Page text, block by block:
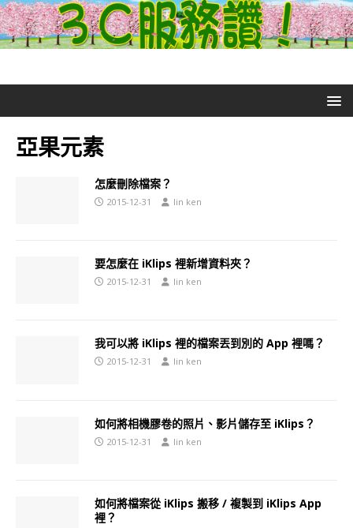
亞果元素
怎麼刪除檔案？
2015-12-31 lin ken
要怎麼在 iKlips 裡新增資料夾？
2015-12-31 lin ken
我可以將 iKlips 裡的檔案丟到別的 App 裡嗎？
2015-12-31 lin ken
如何將相機膠卷的照片、影片儲存至 iKlips？
2015-12-31 lin ken
如何將檔案從 iKlips 搬移 / 複製到 iKlips App
裡？